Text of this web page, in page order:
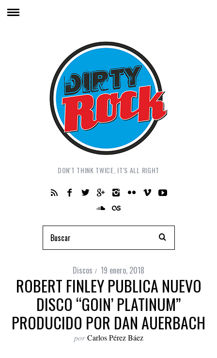
DON'T THINK TWICE, IT'S ALL RIGHT
Discos 19 enero, 2018
ROBERT FINLEY PUBLICA NUEVO
DISCO “GOIN’ PLATINUM”
PRODUCIDO POR DAN AUERBACH
por Carlos Pérez Báez